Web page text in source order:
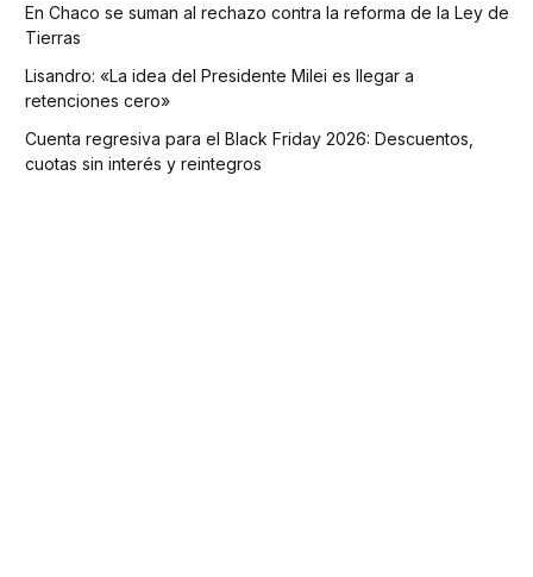
En Chaco se suman al rechazo contra la reforma de la Ley de
Tierras
Lisandro: «La idea del Presidente Milei es llegar a
retenciones cero»
Cuenta regresiva para el Black Friday 2026: Descuentos,
cuotas sin interés y reintegros